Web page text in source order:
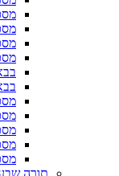
תורה